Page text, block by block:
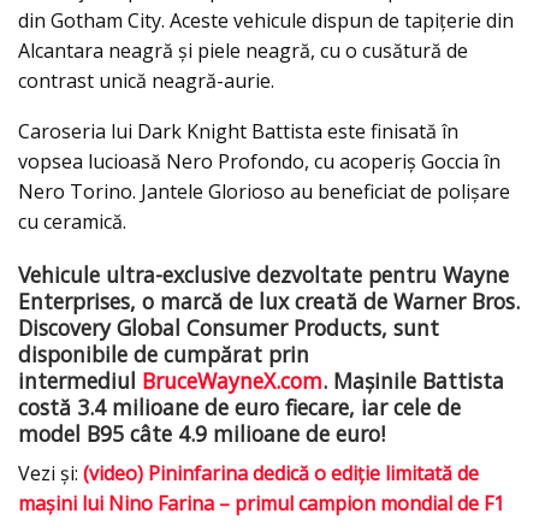
din Gotham City. Aceste vehicule dispun de tapițerie din
Alcantara neagră și piele neagră, cu o cusătură de
contrast unică neagră-aurie.
Caroseria lui Dark Knight Battista este finisată în
vopsea lucioasă Nero Profondo, cu acoperiș Goccia în
Nero Torino. Jantele Glorioso au beneficiat de polișare
cu ceramică.
Vehicule ultra-exclusive dezvoltate pentru Wayne
Enterprises, o marcă de lux creată de Warner Bros.
Discovery Global Consumer Products, sunt
disponibile de cumpărat prin
intermediul BruceWayneX.com. Mașinile Battista
costă 3.4 milioane de euro fiecare, iar cele de
model B95 câte 4.9 milioane de euro!
Vezi și: (video) Pininfarina dedică o ediţie limitată de
maşini lui Nino Farina – primul campion mondial de F1